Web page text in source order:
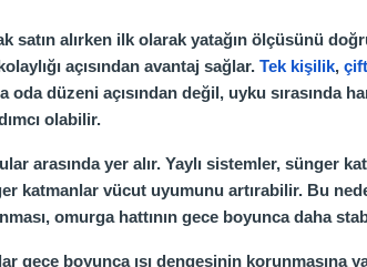
satın alırken ilk olarak yatağın ölçüsünü
açısından avantaj sağlar. Tek kişilik,
düzeni açısından değil, uyku sırasında
olabilir.
arasında yer alır. Yaylı sistemler, sünger
katmanlar vücut uyumunu artırabilir. Bu
omurga hattının gece boyunca daha
gece boyunca ısı dengesinin korunmasına